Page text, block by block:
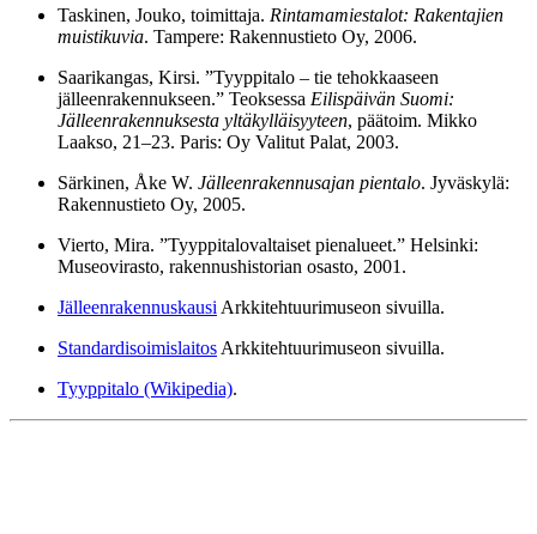
Taskinen, Jouko, toimittaja. Rintamamiestalot: Rakentajien
muistikuvia. Tampere: Rakennustieto Oy, 2006.
Saarikangas, Kirsi. ”Tyyppitalo – tie tehokkaaseen
jälleenrakennukseen.” Teoksessa Eilispäivän Suomi:
Jälleenrakennuksesta yltäkylläisyyteen, päätoim. Mikko
Laakso, 21–23. Paris: Oy Valitut Palat, 2003.
Särkinen, Åke W. Jälleenrakennusajan pientalo. Jyväskylä:
Rakennustieto Oy, 2005.
Vierto, Mira. ”Tyyppitalovaltaiset pienalueet.” Helsinki:
Museovirasto, rakennushistorian osasto, 2001.
Jälleenrakennuskausi Arkkitehtuurimuseon sivuilla.
Standardisoimislaitos Arkkitehtuurimuseon sivuilla.
Tyyppitalo (Wikipedia).